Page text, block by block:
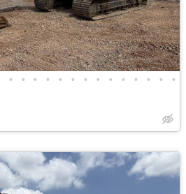
• • • • • • • • • • • • • •